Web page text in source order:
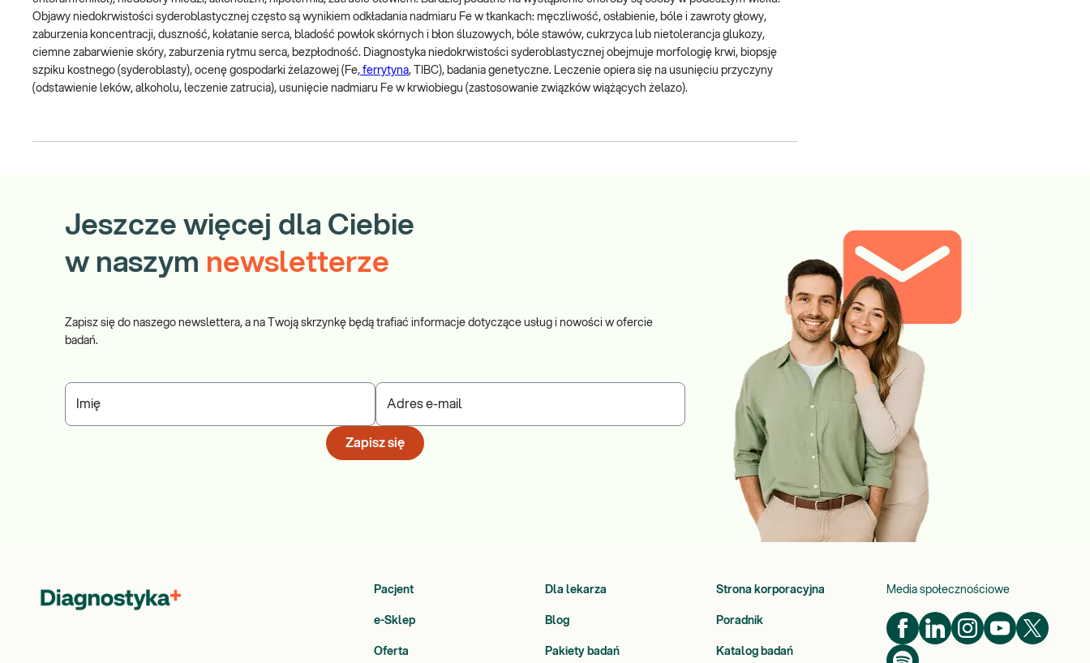
Objawy niedokrwistości syderoblastycznej często są wynikiem odkładania nadmiaru Fe w tkankach: męczliwość, osłabienie, bóle i zawroty głowy,
zaburzenia koncentracji, duszność, kołatanie serca, bladość powłok skórnych i błon śluzowych, bóle stawów, cukrzyca lub nietolerancja glukozy,
ciemne zabarwienie skóry, zaburzenia rytmu serca, bezpłodność. Diagnostyka niedokrwistości syderoblastycznej obejmuje morfologię krwi, biopsję
szpiku kostnego (syderoblasty), ocenę gospodarki żelazowej (Fe, ferrytyna, TIBC), badania genetyczne. Leczenie opiera się na usunięciu przyczyny
(odstawienie leków, alkoholu, leczenie zatrucia), usunięcie nadmiaru Fe w krwiobiegu (zastosowanie związków wiążących żelazo).
Jeszcze więcej dla Ciebie
w naszym newsletterze
Zapisz się do naszego newslettera, a na Twoją skrzynkę będą trafiać informacje dotyczące usług i nowości w ofercie
badań.
Imię Adres e-mail
Zapisz się
Pacjent Dla lekarza Strona korporacyjna
e-Sklep Blog Poradnik
Oferta Pakiety badań Katalog badań
Media społecznościowe